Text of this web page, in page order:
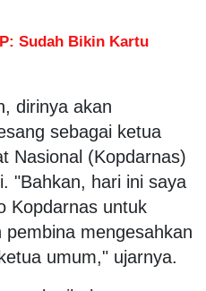
Sudah Bikin Kartu
dirinya akan
sebagai ketua
Nasional (Kopdarnas)
"Bahkan, hari ini saya
Kopdarnas untuk
mengesahkan
umum," ujarnya.